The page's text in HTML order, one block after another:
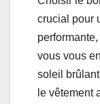
crucial pour
vous vous
soleil
le vêtement